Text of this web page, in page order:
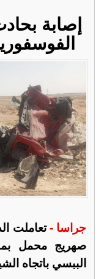
إصابة
جراسا - تعاملت
صهريج محمل
الببسي باتجاه